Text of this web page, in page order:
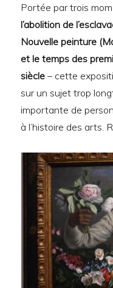
Portée par trois
l’abolition de
Nouvelle peinture
et le temps des
siècle – cette
sur un sujet trop
importante de
à l’histoire des arts.